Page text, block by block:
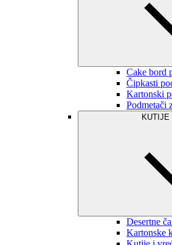
Cake bord
Čipkasti
Kartonski
Podmetači
Desertne
Kartonske